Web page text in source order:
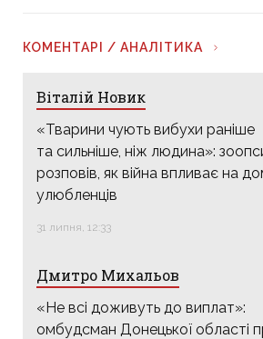
КОМЕНТАРІ / АНАЛІТИКА
Віталій Новик
«Тварини чують вибухи раніше
та сильніше, ніж людина»:
розповів, як війна впливає на
улюбленців
31 липня, 12:33
Дмитро Михальов
«Не всі доживуть до виплат»:
омбудсман Донецької області